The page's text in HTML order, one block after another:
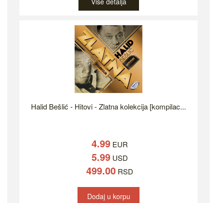
Halid Bešlić - Hitovi - Zlatna kolekcija [kompilac...
4.99 EUR
5.99 USD
499.00 RSD
Dodaj u korpu